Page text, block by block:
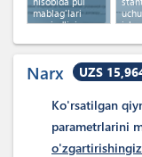
mablag'lari
mavjudligi
ma'lumotnoma
Narx UZS
Ko'rsatilgan
parametrlarini
o'zgartirishingiz